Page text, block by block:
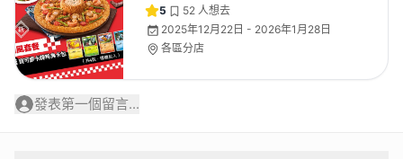
5 52 人想去
2025年12月22日 - 2026年1月28日
各區分店
發表第一個留言...